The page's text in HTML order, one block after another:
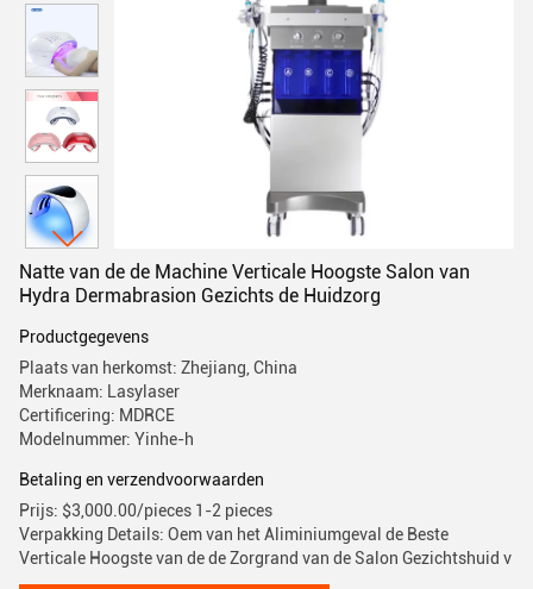
Natte van de de Machine Verticale Hoogste Salon van
Hydra Dermabrasion Gezichts de Huidzorg
Productgegevens
Plaats van herkomst: Zhejiang, China
Merknaam: Lasylaser
Certificering: MDRCE
Modelnummer: Yinhe-h
Betaling en verzendvoorwaarden
Prijs: $3,000.00/pieces 1-2 pieces
Verpakking Details: Oem van het Aliminiumgeval de Beste
Verticale Hoogste van de de Zorgrand van de Salon Gezichtshuid v